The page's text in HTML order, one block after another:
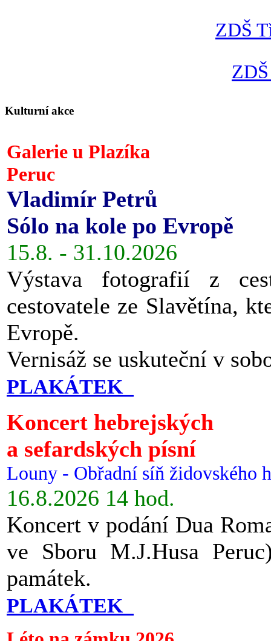
ZDŠ
Kulturní akce
Galerie u Plazíka
Peruc
Vladimír Petrů
Sólo na kole po Evropě
15.8. - 31.10.2026
Výstava fotografií z
cestovatele ze Slavětína,
Evropě.
Vernisáž se uskuteční v
PLAKÁTEK
Koncert hebrejských
a sefardských písní
Louny - Obřadní síň židovského
16.8.2026 14 hod.
Koncert v podání Dua
ve Sboru M.J.Husa
památek.
PLAKÁTEK